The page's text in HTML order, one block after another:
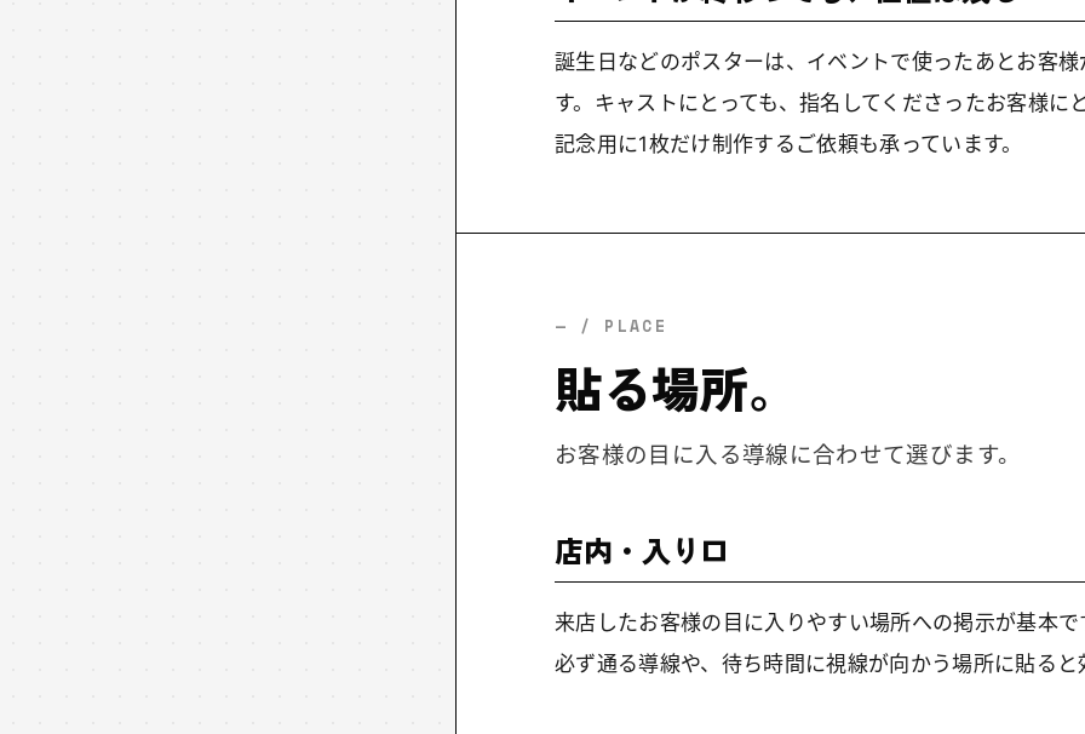
誕生日などのポスターは、イベントで使ったあとお客
す。キャストにとっても、指名してくださったお客様
記念用に1枚だけ制作するご依頼も承っています。
— / PLACE
貼る場所。
お客様の目に入る導線に合わせて選びます。
店内・入り口
来店したお客様の目に入りやすい場所への掲示が基本
必ず通る導線や、待ち時間に視線が向かう場所に貼ると